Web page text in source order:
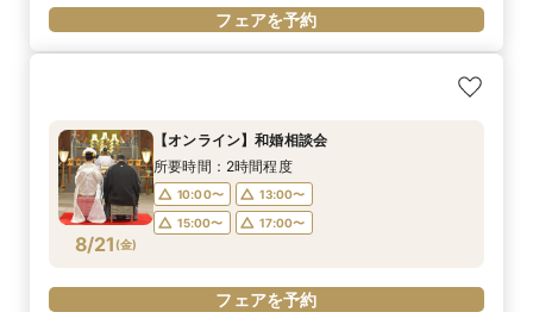
フェアを予約
8/21 (金)
【オンライン】和婚相談会
所要時間：2時間程度
10:00〜
13:00〜
15:00〜
17:00〜
フェアを予約